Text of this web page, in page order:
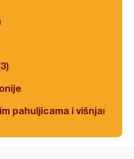
pahuljicama i višnjama